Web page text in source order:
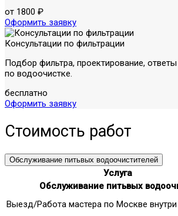
от 1800 ₽
Оформить заявку
Консультации по фильтрации
Подбор фильтра, проектирование,
по водоочистке.
бесплатно
Оформить заявку
Стоимость работ
Обслуживание питьвых водоочистителей
Услуга
Обслуживание питьвых
Выезд/Работа мастера по Москве